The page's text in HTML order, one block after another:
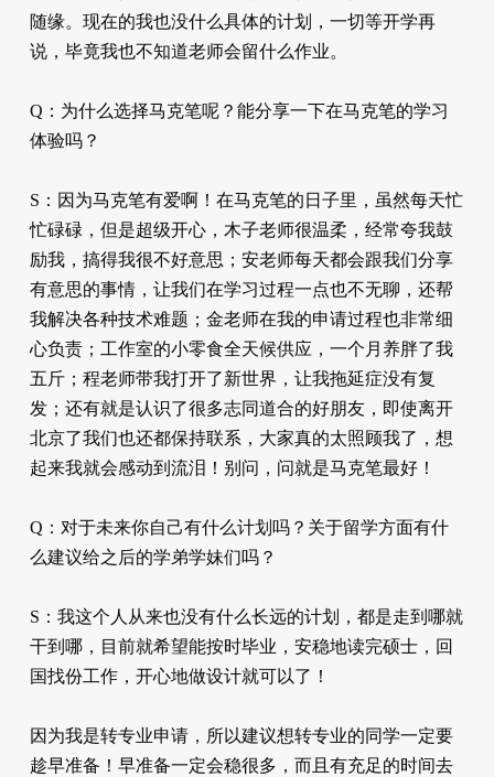
随缘。现在的我也没什么具体的计划，一切等开学再
说，毕竟我也不知道老师会留什么作业。
Q：为什么选择马克笔呢？能分享一下在马克笔的学习
体验吗？
S：因为马克笔有爱啊！在马克笔的日子里，虽然每天忙
忙碌碌，但是超级开心，木子老师很温柔，经常夸我鼓
励我，搞得我很不好意思；安老师每天都会跟我们分享
有意思的事情，让我们在学习过程一点也不无聊，还帮
我解决各种技术难题；金老师在我的申请过程也非常细
心负责；工作室的小零食全天候供应，一个月养胖了我
五斤；程老师带我打开了新世界，让我拖延症没有复
发；还有就是认识了很多志同道合的好朋友，即使离开
北京了我们也还都保持联系，大家真的太照顾我了，想
起来我就会感动到流泪！别问，问就是马克笔最好！
Q：对于未来你自己有什么计划吗？关于留学方面有什
么建议给之后的学弟学妹们吗？
S：我这个人从来也没有什么长远的计划，都是走到哪就
干到哪，目前就希望能按时毕业，安稳地读完硕士，回
国找份工作，开心地做设计就可以了！
因为我是转专业申请，所以建议想转专业的同学一定要
趁早准备！早准备一定会稳很多，而且有充足的时间去